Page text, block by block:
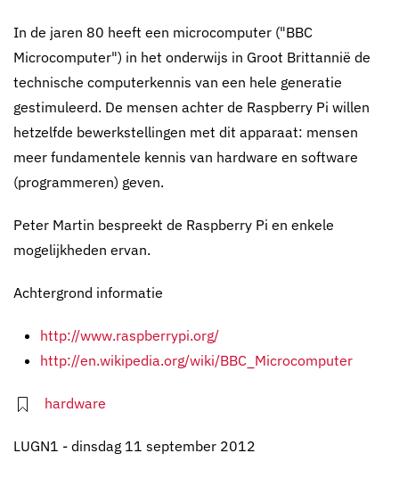
In de jaren 80 heeft een microcomputer ("BBC
Microcomputer") in het onderwijs in Groot Brittannië de
technische computerkennis van een hele generatie
gestimuleerd. De mensen achter de Raspberry Pi willen
hetzelfde bewerkstellingen met dit apparaat: mensen
meer fundamentele kennis van hardware en software
(programmeren) geven.
Peter Martin bespreekt de Raspberry Pi en enkele
mogelijkheden ervan.
Achtergrond informatie
http://www.raspberrypi.org/
http://en.wikipedia.org/wiki/BBC_Microcomputer
hardware
LUGN1 - dinsdag 11 september 2012